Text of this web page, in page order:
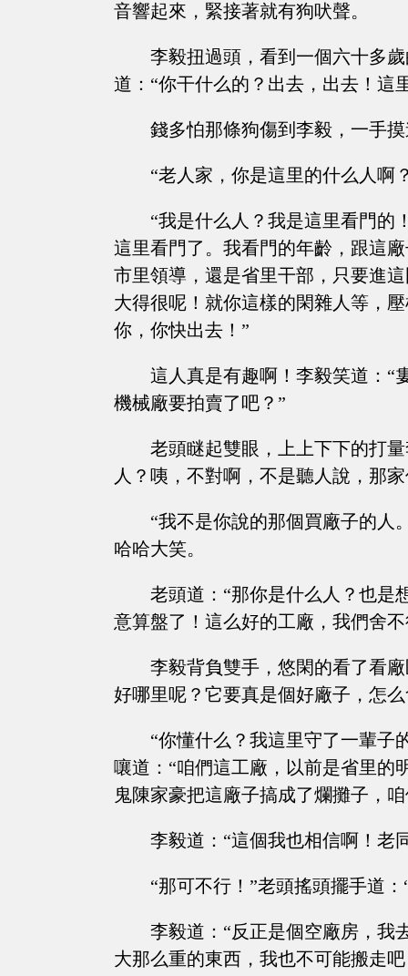
音響起來，緊接著就有狗吠聲。
李毅扭過頭，看到一個六十多
道：“你干什么的？出去，出去！這
錢多怕那條狗傷到李毅，一手
“老人家，你是這里的什么人啊
“我是什么人？我是這里看門的
這里看門了。我看門的年齡，跟這
市里領導，還是省里干部，只要進
大得很呢！就你這樣的閑雜人等，
你，你快出去！”
這人真是有趣啊！李毅笑道：“
機械廠要拍賣了吧？”
老頭瞇起雙眼，上上下下的打
人？咦，不對啊，不是聽人說，那
“我不是你說的那個買廠子的人
哈哈大笑。
老頭道：“那你是什么人？也是
意算盤了！這么好的工廠，我們舍
李毅背負雙手，悠閑的看了看
好哪里呢？它要真是個好廠子，怎
“你懂什么？我這里守了一輩子
嚷道：“咱們這工廠，以前是省里的
鬼陳家豪把這廠子搞成了爛攤子，
李毅道：“這個我也相信啊！老
“那可不行！”老頭搖頭擺手道
李毅道：“反正是個空廠房，我
大那么重的東西，我也不可能搬走